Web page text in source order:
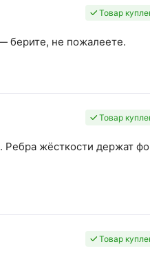
Товар
берите, не пожалеете.
Товар
жёсткости держат
Товар